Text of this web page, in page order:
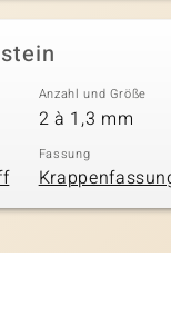
Anzahl und Größe
2 à 1,3 mm
Fassung